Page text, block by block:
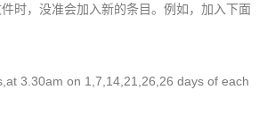
时，没准会加入新的条目。例如，加入下面
3.30am on 1,7,14,21,26,26 days of each